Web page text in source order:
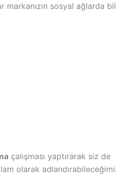
markanızın sosyal ağlarda
çalışması yaptırarak siz de
olarak